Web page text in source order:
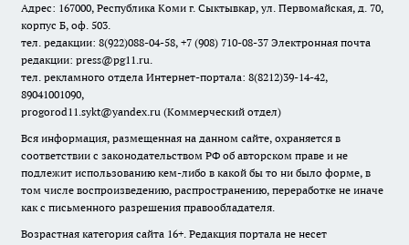
Адрес: 167000, Республика Коми г. Сыктывкар, ул. Первомайская, д. 70,
корпус Б, оф. 503.
тел. редакции: 8(922)088-04-58, +7 (908) 710-08-37 Электронная почта
редакции: press@pg11.ru.
тел. рекламного отдела Интернет-портала: 8(8212)39-14-42,
89041001090,
progorod11.sykt@yandex.ru (Коммерческий отдел)
Вся информация, размещенная на данном сайте, охраняется в
соответствии с законодательством РФ об авторском праве и не
подлежит использованию кем-либо в какой бы то ни было форме, в
том числе воспроизведению, распространению, переработке не иначе
как с письменного разрешения правообладателя.
Возрастная категория сайта 16+. Редакция портала не несет